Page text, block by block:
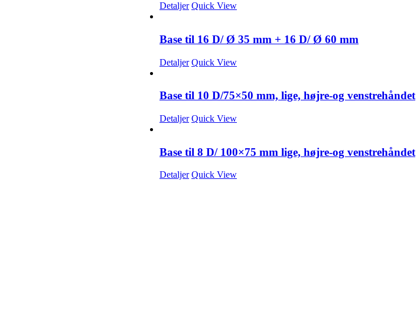
Detaljer Quick View
Base til 16 D/ Ø 35 mm + 16 D/ Ø 60 mm
Detaljer Quick View
Base til 10 D/75×50 mm, lige, højre-og venstrehåndet
Detaljer Quick View
Base til 8 D/ 100×75 mm lige, højre-og venstrehåndet
Detaljer Quick View